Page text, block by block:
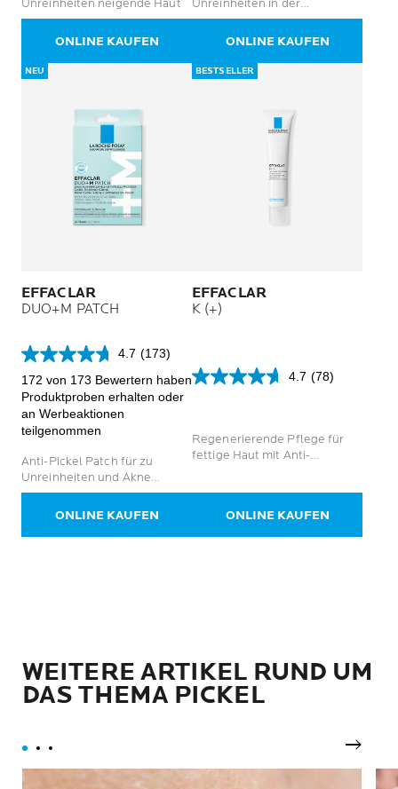
Sternen.
Unreinheiten neigende Haut
ONLINE KAUFEN
Sternen.
58
Bewertungen
Unreinheiten in der
Hautpflege
ONLINE KAUFEN
NEU
EFFACLAR
DUO+M PATCH
4.7 (173)
4.7
von
5
Sternen.
173
172 von 173 Bewertern haben
Produktproben erhalten oder
an Werbeaktionen
teilgenommen
Anti-Pickel Patch für zu
Unreinheiten und Akne
neigende Haut
ONLINE KAUFEN
BESTSELLER
EFFACLAR
K (+)
4.7 (78)
4.7
Sternen.
78
Regenerierende Pflege für
fettige Haut mit Anti-
ONLINE KAUFEN
WEITERE ARTIKEL RUND UM
DAS THEMA PICKEL